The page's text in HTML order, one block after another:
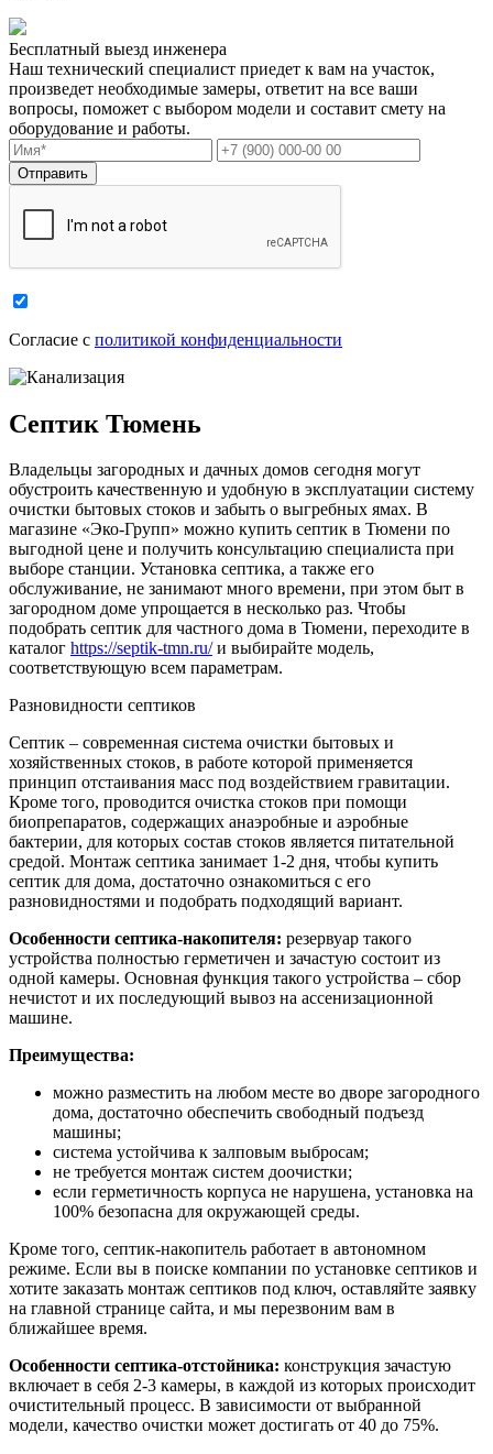
Бесплатный выезд инженера
Наш технический специалист приедет к вам на участок,
произведет необходимые замеры, ответит на все ваши
вопросы, поможет с выбором модели и составит смету на
оборудование и работы.
Cогласие с политикой конфиденциальности
Септик Тюмень
Владельцы загородных и дачных домов сегодня могут
обустроить качественную и удобную в эксплуатации систему
очистки бытовых стоков и забыть о выгребных ямах. В
магазине «Эко-Групп» можно купить септик в Тюмени по
выгодной цене и получить консультацию специалиста при
выборе станции. Установка септика, а также его
обслуживание, не занимают много времени, при этом быт в
загородном доме упрощается в несколько раз. Чтобы
подобрать септик для частного дома в Тюмени, переходите в
каталог https://septik-tmn.ru/и выбирайте модель,
соответствующую всем параметрам.
Разновидности септиков
Септик – современная система очистки бытовых и
хозяйственных стоков, в работе которой применяется
принцип отстаивания масс под воздействием гравитации.
Кроме того, проводится очистка стоков при помощи
биопрепаратов, содержащих анаэробные и аэробные
бактерии, для которых состав стоков является питательной
средой. Монтаж септика занимает 1-2 дня, чтобы купить
септик для дома, достаточно ознакомиться с его
разновидностями и подобрать подходящий вариант.
Особенности септика-накопителя: резервуар такого
устройства полностью герметичен и зачастую состоит из
одной камеры. Основная функция такого устройства – сбор
нечистот и их последующий вывоз на ассенизационной
машине.
Преимущества:
можно разместить на любом месте во дворе загородного
дома, достаточно обеспечить свободный подъезд
машины;
система устойчива к залповым выбросам;
не требуется монтаж систем доочистки;
если герметичность корпуса не нарушена, установка на
100% безопасна для окружающей среды.
Кроме того, септик-накопитель работает в автономном
режиме. Если вы в поиске компании по установке септиков и
хотите заказать монтаж септиков под ключ, оставляйте заявку
на главной странице сайта, и мы перезвоним вам в
ближайшее время.
Особенности септика-отстойника: конструкция зачастую
включает в себя 2-3 камеры, в каждой из которых происходит
очистительный процесс. В зависимости от выбранной
модели, качество очистки может достигать от 40 до 75%.